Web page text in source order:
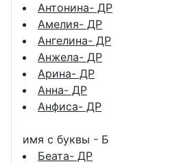
Антонина- ДР
Амелия- ДР
Ангелина- ДР
Анжела- ДР
Арина- ДР
Анна- ДР
Анфиса- ДР
имя с буквы - Б
Беата- ДР